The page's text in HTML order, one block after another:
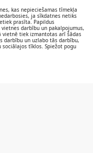
kas nepieciešamas tīmekļa
ja sīkdatnes netiks
prasīta. Papildus
darbību un pakalpojumus,
tiek izmantotas arī šādas
darbību un uzlabo tās darbību,
tīklos. Spiežot pogu